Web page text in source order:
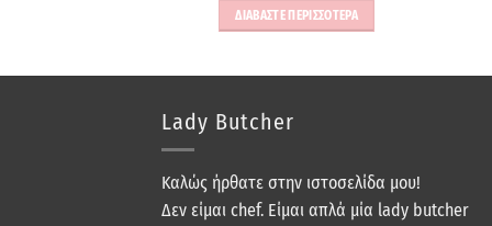
ΔΙΑΒΑΣΤΕ ΠΕΡΙΣΣΟΤΕΡΑ
Lady Butcher
Καλώς ήρθατε στην ιστοσελίδα μου!
Δεν είμαι chef. Είμαι απλά μία lady butcher